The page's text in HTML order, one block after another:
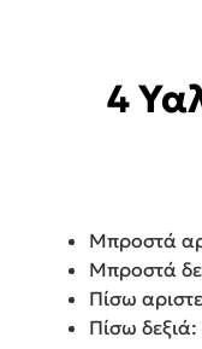
4
Μπροστά
Μπροστά
Πίσω
Πίσω